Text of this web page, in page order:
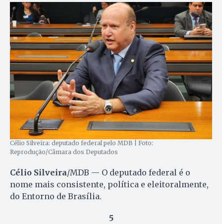
Célio Silveira: deputado federal pelo MDB | Foto:
Reprodução/Câmara dos Deputados
Célio Silveira/MDB — O deputado federal é o
nome mais consistente, política e eleitoralmente,
do Entorno de Brasília.
5